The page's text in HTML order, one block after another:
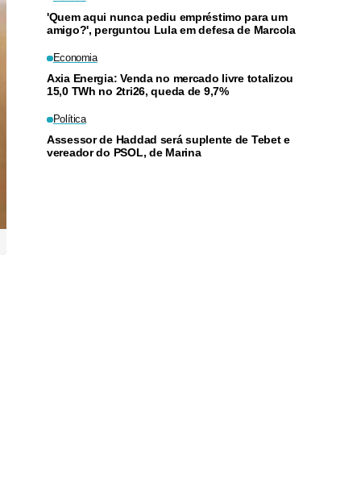
'Quem aqui nunca pediu empréstimo para um
amigo?', perguntou Lula em defesa de Marcola
Economia
Axia Energia: Venda no mercado livre totalizou
15,0 TWh no 2tri26, queda de 9,7%
Política
Assessor de Haddad será suplente de Tebet e
vereador do PSOL, de Marina